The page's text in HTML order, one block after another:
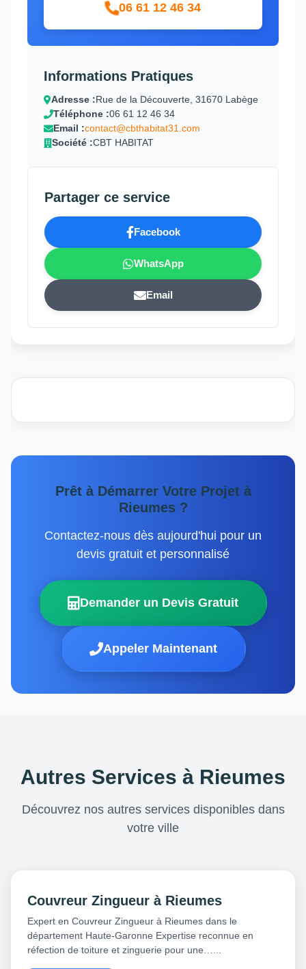
06 61 12 46 34
Informations Pratiques
Adresse :Rue de la Découverte, 31670 Labège
Téléphone :06 61 12 46 34
Email :contact@cbthabitat31.com
Société :CBT HABITAT
Partager ce service
Facebook
WhatsApp
Email
Prêt à Démarrer Votre Projet à
Rieumes ?
Contactez-nous dès aujourd'hui pour un
devis gratuit et personnalisé
Demander un Devis Gratuit
Appeler Maintenant
Autres Services à Rieumes
Découvrez nos autres services disponibles dans
votre ville
Couvreur Zingueur à Rieumes
Expert en Couvreur Zingueur à Rieumes dans le
département Haute-Garonne Expertise reconnue en
réfection de toiture et zinguerie pour une…...